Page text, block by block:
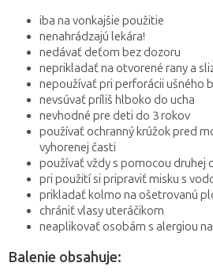
iba na vonkajšie použitie
nenahrádzajú lekára!
nedávať deťom bez dozoru
neprikladať na otvorené rany a
nepoužívať pri perforácii ušného
nevsúvať príliš hlboko do ucha
nevhodné pre deti do 3 rokov
používať ochranný krúžok pred
vyhorenej časti
používať vždy s pomocou druhej
pri použití si pripraviť misku s
prikladať kolmo na ošetrovanú
chrániť vlasy uteráčikom
neaplikovať osobám s alergiou
Balenie obsahuje: